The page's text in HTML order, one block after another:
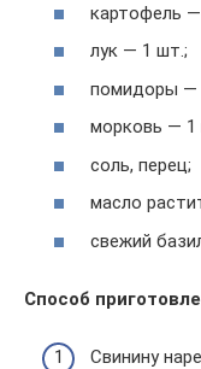
картофель
лук — 1 шт.;
помидоры —
морковь — 1
соль, перец;
масло
свежий
Способ
Свинину